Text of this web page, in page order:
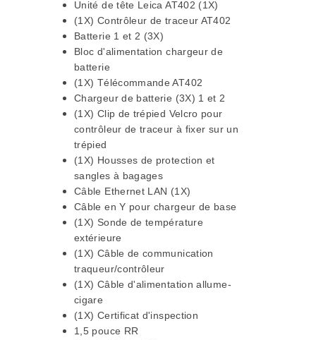
Unité de tête Leica AT402 (1X)
(1X) Contrôleur de traceur AT402
Batterie 1 et 2 (3X)
Bloc d'alimentation chargeur de
batterie
(1X) Télécommande AT402
Chargeur de batterie (3X) 1 et 2
(1X) Clip de trépied Velcro pour
contrôleur de traceur à fixer sur un
trépied
(1X) Housses de protection et
sangles à bagages
Câble Ethernet LAN (1X)
Câble en Y pour chargeur de base
(1X) Sonde de température
extérieure
(1X) Câble de communication
traqueur/contrôleur
(1X) Câble d'alimentation allume-
cigare
(1X) Certificat d'inspection
1,5 pouce RR